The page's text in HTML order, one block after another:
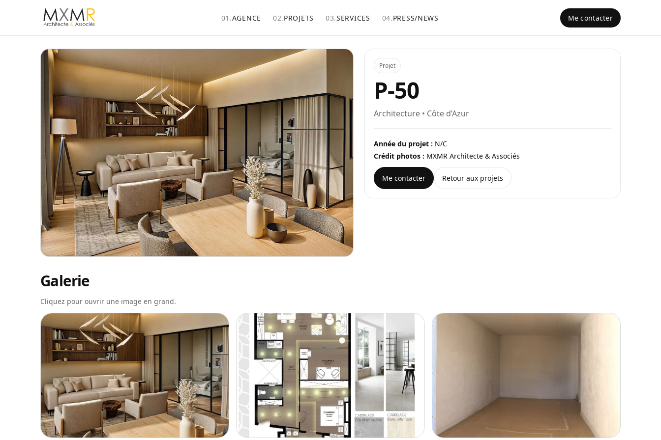
01.AGENCE 02.PROJETS 03.SERVICES 04.PRESS/NEWS Me contacter
Projet
P-50
Architecture • Côte d’Azur
Année du projet : N/C
Crédit photos : MXMR Architecte & Associés
Me contacter Retour aux projets
Galerie
Cliquez pour ouvrir une image en grand.